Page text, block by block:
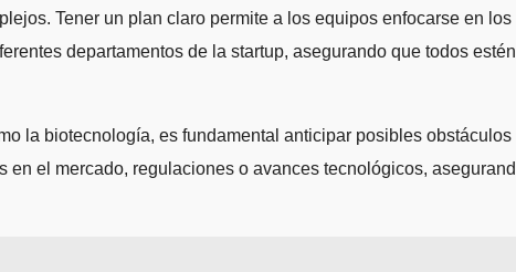
Tener un plan claro permite a los equipos enfocarse en los
departamentos de la startup, asegurando que todos estén
la biotecnología, es fundamental anticipar posibles obstáculos
el mercado, regulaciones o avances tecnológicos,